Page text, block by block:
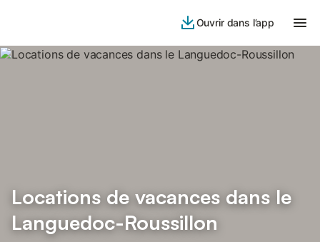
Ouvrir dans l’app
Locations de vacances dans le
Languedoc-Roussillon